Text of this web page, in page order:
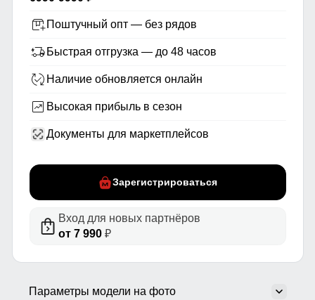
Поштучный опт — без рядов
Быстрая отгрузка — до 48 часов
Наличие обновляется онлайн
Высокая прибыль в сезон
Документы для маркетплейсов
Зарегистрироваться
Вход для новых партнёров
от 7 990₽
Параметры модели на фото